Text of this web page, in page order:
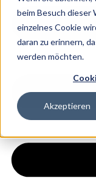
beim Besuch dieser
einzelnes Cookie
daran zu erinnern,
werden möchten.
Akzeptieren